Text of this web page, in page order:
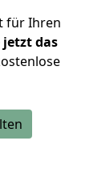
für Ihren
das